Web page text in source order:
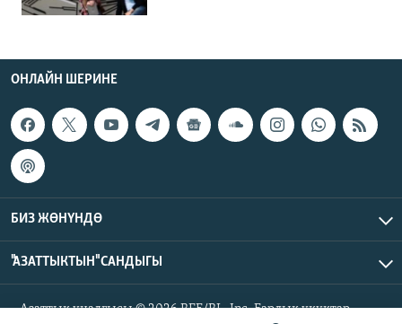
ОНЛАЙН ШЕРИНЕ
БИЗ ЖӨНҮНДӨ
"АЗАТТЫКТЫН" САНДЫГЫ
Азаттык үналгысы © 2026 RFE/RL, Inc. Бардык укуктар